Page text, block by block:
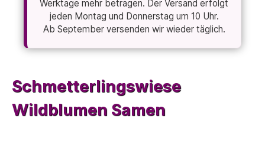
Werktage mehr betragen. Der Versand erfolgt
jeden Montag und Donnerstag um 10 Uhr.
Ab September versenden wir wieder täglich.
Schmetterlingswiese
Wildblumen Samen